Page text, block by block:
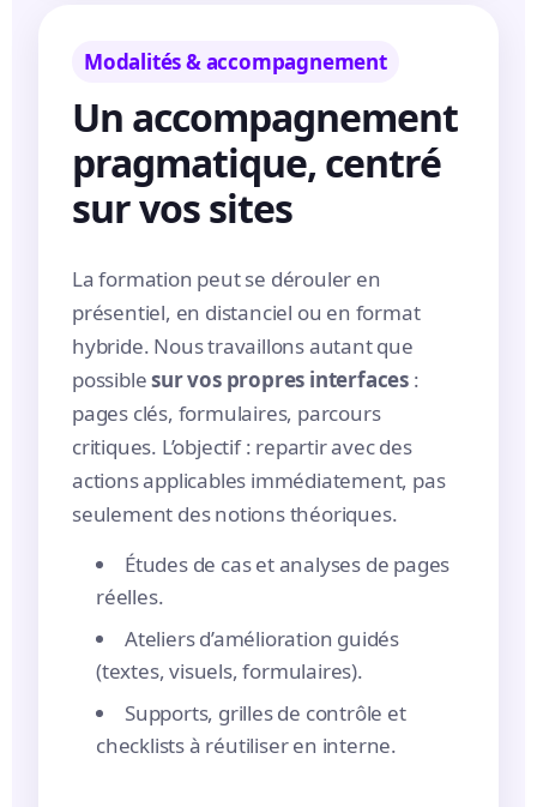
Modalités & accompagnement
Un accompagnement
pragmatique, centré
sur vos sites
La formation peut se dérouler en
présentiel, en distanciel ou en format
hybride. Nous travaillons autant que
possiblesur vos propres interfaces :
pages clés, formulaires, parcours
critiques. L’objectif : repartir avec des
actions applicables immédiatement, pas
seulement des notions théoriques.
Études de cas et analyses de pages
réelles.
Ateliers d’amélioration guidés
(textes, visuels, formulaires).
Supports, grilles de contrôle et
checklists à réutiliser en interne.